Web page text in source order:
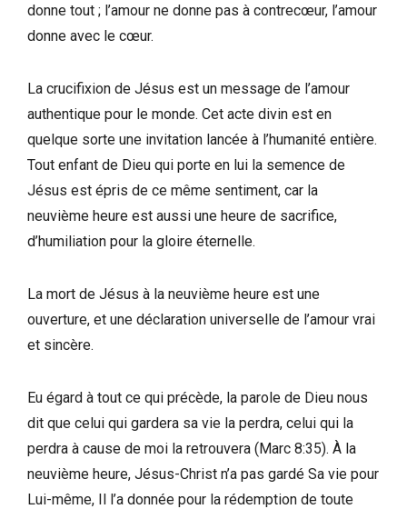
donne tout ; l’amour ne donne pas à contrecœur, l’amour
donne avec le cœur.
La crucifixion de Jésus est un message de l’amour
authentique pour le monde. Cet acte divin est en
quelque sorte une invitation lancée à l’humanité entière.
Tout enfant de Dieu qui porte en lui la semence de
Jésus est épris de ce même sentiment, car la
neuvième heure est aussi une heure de sacrifice,
d’humiliation pour la gloire éternelle.
La mort de Jésus à la neuvième heure est une
ouverture, et une déclaration universelle de l’amour vrai
et sincère.
Eu égard à tout ce qui précède, la parole de Dieu nous
dit que celui qui gardera sa vie la perdra, celui qui la
perdra à cause de moi la retrouvera (Marc 8:35). À la
neuvième heure, Jésus-Christ n’a pas gardé Sa vie pour
Lui-même, Il l’a donnée pour la rédemption de toute